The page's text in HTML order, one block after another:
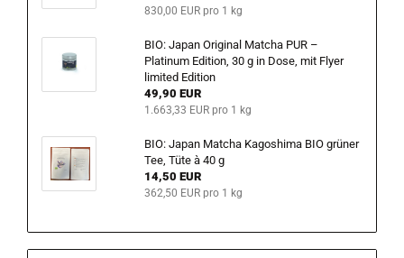
830,00 EUR pro 1 kg
BIO: Japan Original Matcha PUR –
Platinum Edition, 30 g in Dose, mit Flyer
limited Edition
49,90 EUR
1.663,33 EUR pro 1 kg
BIO: Japan Matcha Kagoshima BIO grüner
Tee, Tüte à 40 g
14,50 EUR
362,50 EUR pro 1 kg